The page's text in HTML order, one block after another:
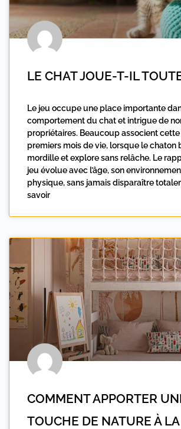
LE CHAT JOUE-T-IL
Le jeu occupe une place importante
comportement du chat et intrigue de
propriétaires. Beaucoup associent
premiers mois de vie, lorsque le chaton
mordille et explore sans relâche. Le
jeu évolue avec l’âge, son
physique, sans jamais disparaître
savoir
COMMENT APPORTER
TOUCHE DE NATURE À LA